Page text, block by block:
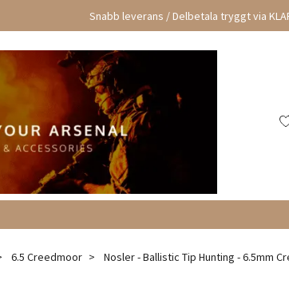
Snabb leverans / Delbetala tryggt via
6.5 Creedmoor Nosler - Ballistic Tip Hunting - 6.5mm